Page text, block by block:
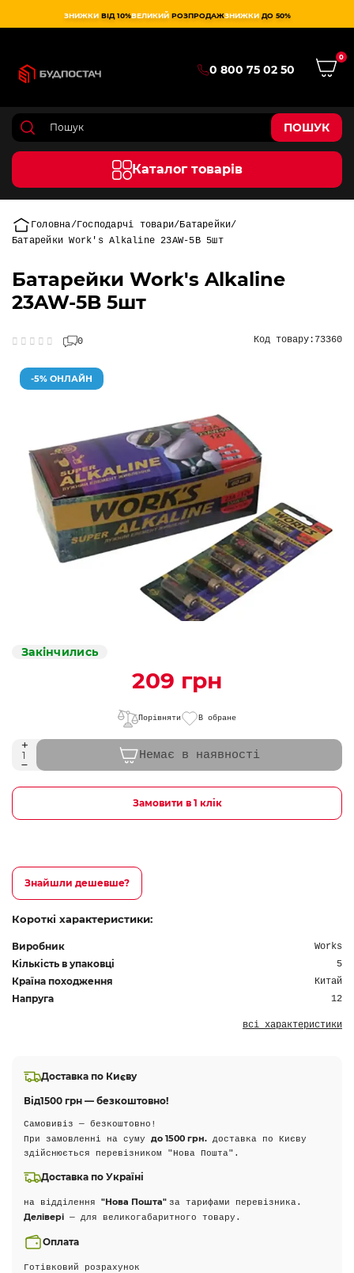
ЗНИЖКИ ВІД 10%ВЕЛИКИЙ РОЗПРОДАЖЗНИЖКИ ДО 50%
0 800 75 02 50
0
ПОШУК
Каталог товарів
Головна Господарчі товари Батарейки
Батарейки Work's Alkaline 23AW-5B 5шт
Батарейки Work's Alkaline
23AW-5B 5шт
0 Код товару: 73360
-5% ОНЛАЙН
Закінчились
209 грн
Порівняти В обране
Немає в наявності
Замовити в 1 клік
Знайшли дешевше?
Короткі характеристики:
Виробник Works
Кількість в упаковці 5
Країна походження Китай
Напруга 12
всі характеристики
Доставка по Києву
Від1500 грн — безкоштовно!
Самовивіз — безкоштовно!
При замовленні на суму до 1500 грн. доставка по Києву
здійснюється перевізником "Нова Пошта".
Доставка по Україні
на відділення "Нова Пошта" за тарифами перевізника.
Делівері — для великогабаритного товару.
Оплата
Готівковий розрахунок